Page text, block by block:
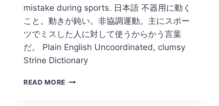
mistake during sports. 日本語 不器用に動く
こと。動きが鈍い。非協調運動。主にスポー
ツでミスした人に対して使うからかう言葉
だ。 Plain English Uncoordinated, clumsy
Strine Dictionary
READ MORE UNCO/